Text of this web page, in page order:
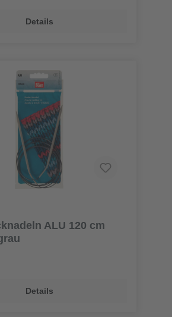
Details
ALU 120 cm
Details